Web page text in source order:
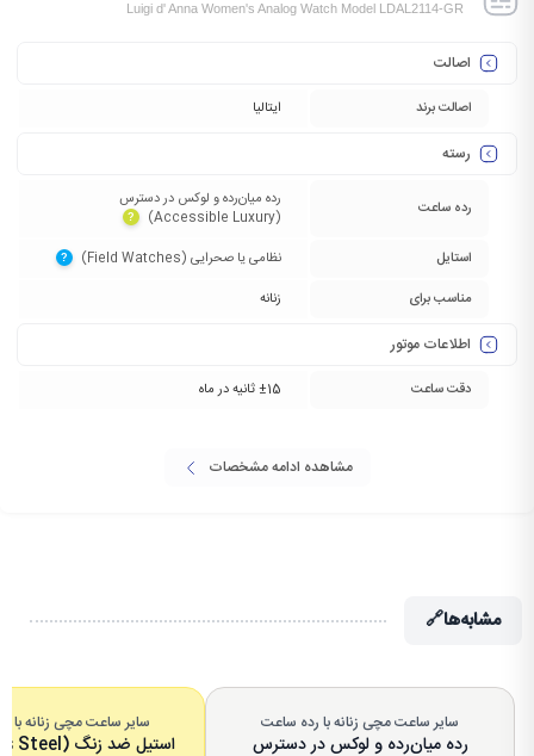
Luigi d' Anna Women's Analog Watch Model LDAL2114-GR
اصالت
اصالت برند ایتالیا
رسته
رده ساعت
رده میان‌رده و لوکس در دسترس
(Accessible Luxury)‏
?
استایل نظامی یا صحرایی (Field Watches)‏ ?
مناسب برای زنانه
اطلاعات موتور
دقت ساعت ±15 ثانیه در ماه
مشاهده ادامه مشخصات
مشابه‌ها🔗
سایر ساعت مچی زنانه با رده ساعت
رده میان‌رده و لوکس در دسترس
سایر ساعت مچی زنانه
استیل ضد زنگ (Stainless Steel)